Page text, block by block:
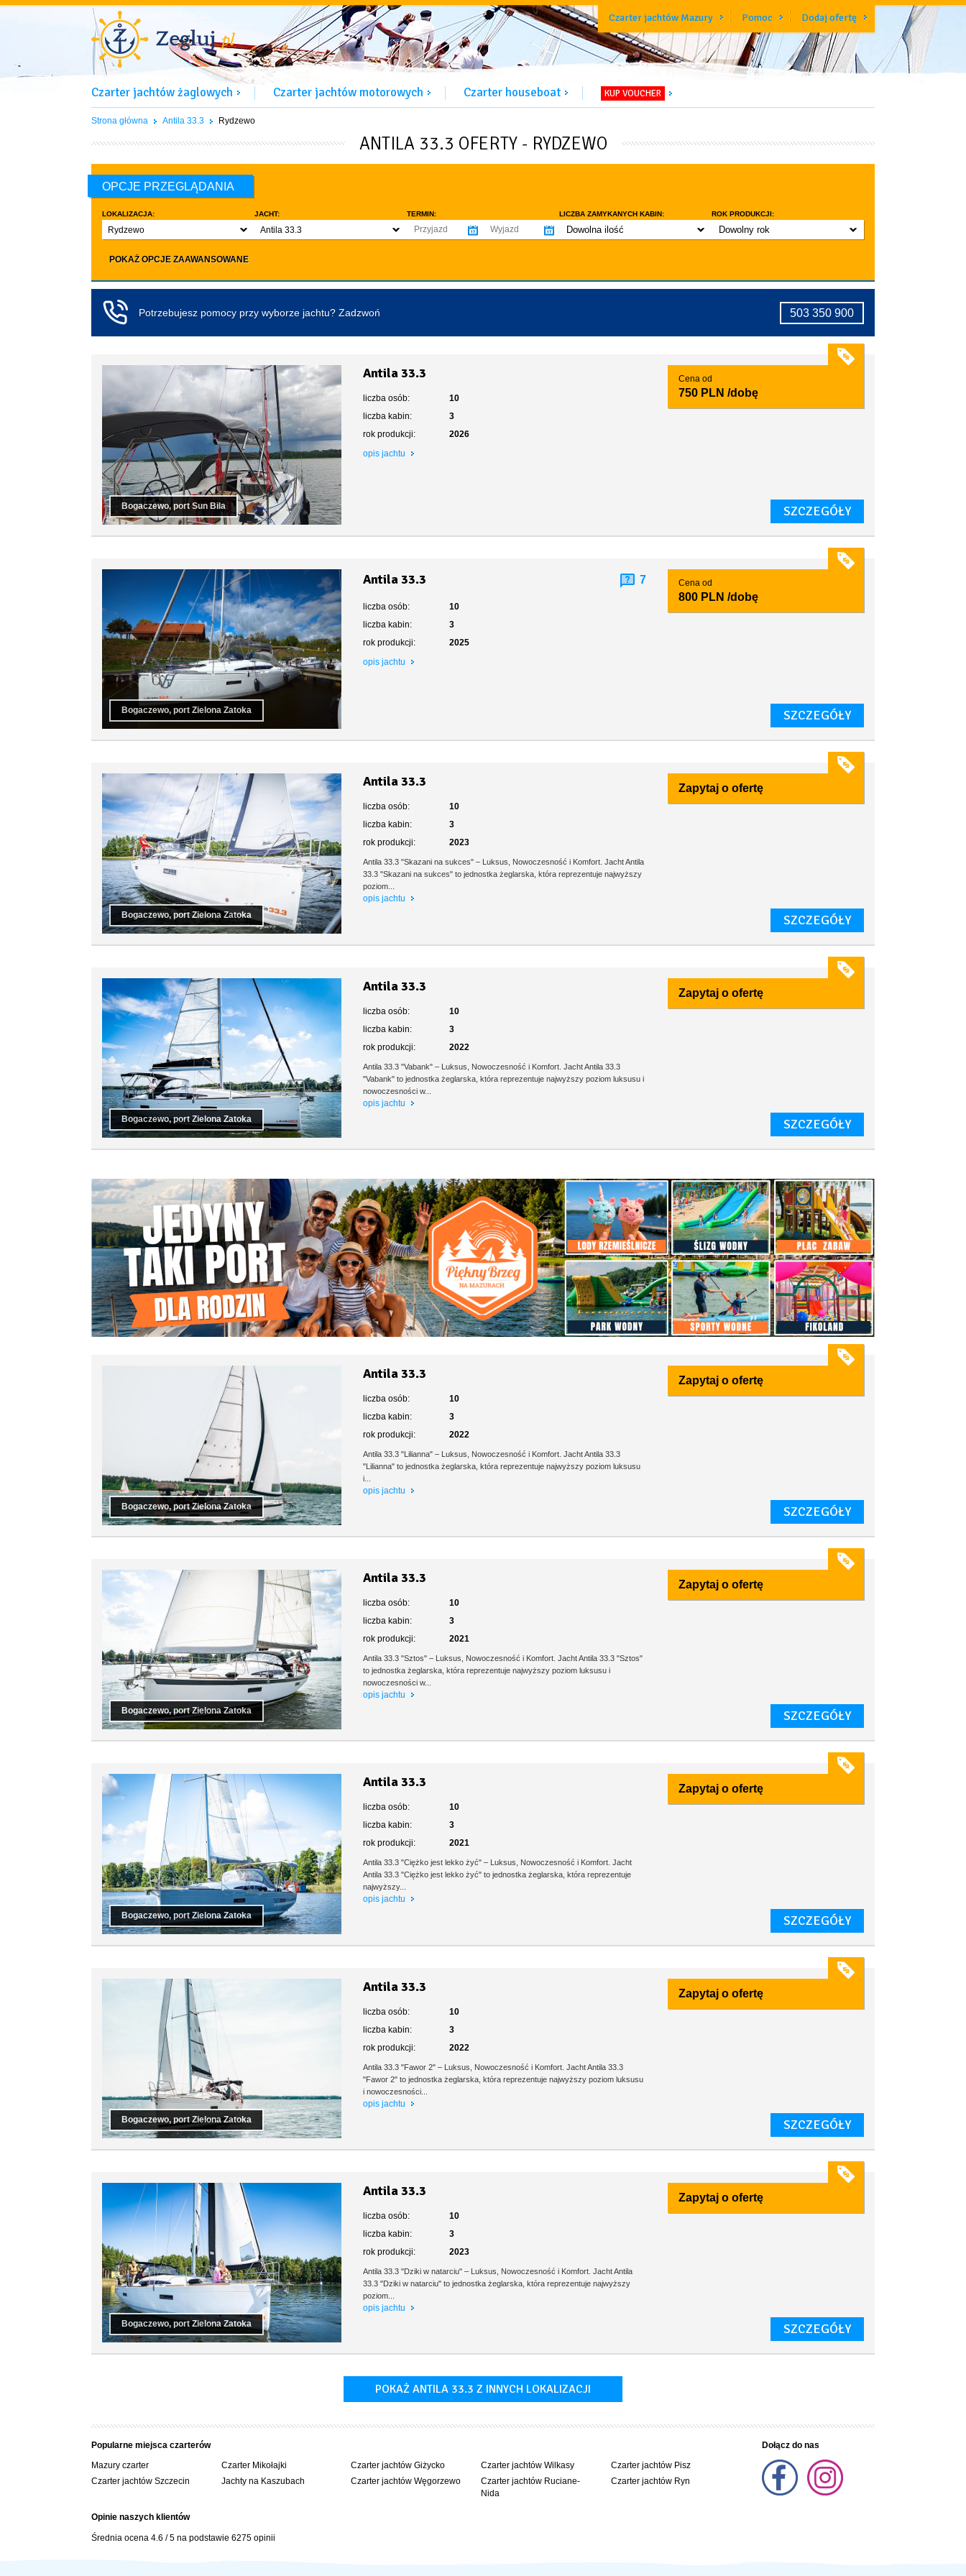
Czarter jachtów Mazury Pomoc Dodaj ofertę
Czarter jachtów żaglowych Czarter jachtów motorowych Czarter houseboat KUP VOUCHER
Strona główna Antila 33.3 Rydzewo
ANTILA 33.3 OFERTY - RYDZEWO
OPCJE PRZEGLĄDANIA
LOKALIZACJA:
Rydzewo
JACHT:
Antila 33.3
TERMIN: LICZBA ZAMYKANYCH KABIN:
Dowolna ilość
co najmniej 3
ROK PRODUKCJI:
Dowolny rok
do 10 lat
LICZBA OSÓB:
co najmniej 4
co najmniej 5
co najmniej 6
co najmniej 7
co najmniej 10
Czarter bez patentu / licencji
Koło sterowe
Lodówka
Flybridge
POKAŻ OPCJE ZAAWANSOWANE
Potrzebujesz pomocy przy wyborze jachtu? Zadzwoń 503 350 900
Bogaczewo, port Sun Bila
Antila 33.3
liczba osób:
10
liczba kabin:
3
rok produkcji:
2026
opis jachtu
Cena od
750 PLN /dobę
SZCZEGÓŁY
Bogaczewo, port Zielona Zatoka
Antila 33.3 7
liczba osób:
10
liczba kabin:
3
rok produkcji:
2025
opis jachtu
Cena od
800 PLN /dobę
SZCZEGÓŁY
Bogaczewo, port Zielona Zatoka
Antila 33.3
liczba osób:
10
liczba kabin:
3
rok produkcji:
2023
Antila 33.3 "Skazani na sukces" – Luksus, Nowoczesność i Komfort. Jacht Antila
33.3 "Skazani na sukces" to jednostka żeglarska, która reprezentuje najwyższy
poziom...
opis jachtu
Zapytaj o ofertę
SZCZEGÓŁY
Bogaczewo, port Zielona Zatoka
Antila 33.3
liczba osób:
10
liczba kabin:
3
rok produkcji:
2022
Antila 33.3 "Vabank" – Luksus, Nowoczesność i Komfort. Jacht Antila 33.3
"Vabank" to jednostka żeglarska, która reprezentuje najwyższy poziom luksusu i
nowoczesności w...
opis jachtu
Zapytaj o ofertę
SZCZEGÓŁY
Bogaczewo, port Zielona Zatoka
Antila 33.3
liczba osób:
10
liczba kabin:
3
rok produkcji:
2022
Antila 33.3 "Lilianna" – Luksus, Nowoczesność i Komfort. Jacht Antila 33.3
"Lilianna" to jednostka żeglarska, która reprezentuje najwyższy poziom luksusu
i...
opis jachtu
Zapytaj o ofertę
SZCZEGÓŁY
Bogaczewo, port Zielona Zatoka
Antila 33.3
liczba osób:
10
liczba kabin:
3
rok produkcji:
2021
Antila 33.3 "Sztos" – Luksus, Nowoczesność i Komfort. Jacht Antila 33.3 "Sztos"
to jednostka żeglarska, która reprezentuje najwyższy poziom luksusu i
nowoczesności w...
opis jachtu
Zapytaj o ofertę
SZCZEGÓŁY
Bogaczewo, port Zielona Zatoka
Antila 33.3
liczba osób:
10
liczba kabin:
3
rok produkcji:
2021
Antila 33.3 "Ciężko jest lekko żyć" – Luksus, Nowoczesność i Komfort. Jacht
Antila 33.3 "Ciężko jest lekko żyć" to jednostka żeglarska, która reprezentuje
najwyższy...
opis jachtu
Zapytaj o ofertę
SZCZEGÓŁY
Bogaczewo, port Zielona Zatoka
Antila 33.3
liczba osób:
10
liczba kabin:
3
rok produkcji:
2022
Antila 33.3 "Fawor 2" – Luksus, Nowoczesność i Komfort. Jacht Antila 33.3
"Fawor 2" to jednostka żeglarska, która reprezentuje najwyższy poziom luksusu
i nowoczesności...
opis jachtu
Zapytaj o ofertę
SZCZEGÓŁY
Bogaczewo, port Zielona Zatoka
Antila 33.3
liczba osób:
10
liczba kabin:
3
rok produkcji:
2023
Antila 33.3 "Dziki w natarciu" – Luksus, Nowoczesność i Komfort. Jacht Antila
33.3 "Dziki w natarciu" to jednostka żeglarska, która reprezentuje najwyższy
poziom...
opis jachtu
Zapytaj o ofertę
SZCZEGÓŁY
POKAŻ ANTILA 33.3 Z INNYCH LOKALIZACJI
Popularne miejsca czarterów
Mazury czarter
Czarter jachtów Szczecin
Czarter Mikołajki
Jachty na Kaszubach
Czarter jachtów Giżycko
Czarter jachtów Węgorzewo
Czarter jachtów Wilkasy
Czarter jachtów Ruciane-
Nida
Czarter jachtów Pisz
Czarter jachtów Ryn
Opinie naszych klientów
Średnia ocena 4.6 /5 na podstawie 6275 opinii
Dołącz do nas